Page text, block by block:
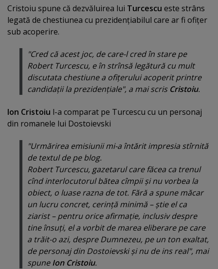
Cristoiu spune că dezvăluirea lui Turcescu este strâns
legată de chestiunea cu prezidenţiabilul care ar fi ofiţer
sub acoperire.
"Cred că acest joc, de care-l cred în stare pe
Robert Turcescu, e în strînsă legătură cu mult
discutata chestiune a ofiţerului acoperit printre
candidaţii la prezidenţiale", a mai scris Cristoiu.
Ion Cristoiu l-a comparat pe Turcescu cu un personaj
din romanele lui Dostoievski
"Urmărirea emisiunii mi-a întărit impresia stîrnită
de textul de pe blog.
Robert Turcescu, gazetarul care făcea ca trenul
cînd interlocutorul bătea cîmpii şi nu vorbea la
obiect, o luase razna de tot. Fără a spune măcar
un lucru concret, cerinţă minimă – ştie el ca
ziarist – pentru orice afirmaţie, inclusiv despre
tine însuţi, el a vorbit de marea eliberare pe care
a trăit-o azi, despre Dumnezeu, pe un ton exaltat,
de personaj din Dostoievski şi nu de ins real", mai
spuneIon Cristoiu.